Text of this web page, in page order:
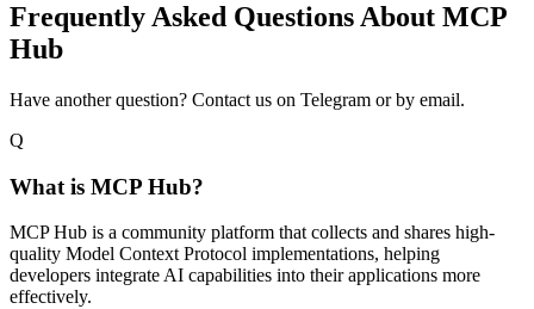
Frequently Asked Questions About MCP
Hub
Have another question? Contact us on Telegram or by email.
Q
What is MCP Hub?
MCP Hub is a community platform that collects and shares high-
quality Model Context Protocol implementations, helping
developers integrate AI capabilities into their applications more
effectively.